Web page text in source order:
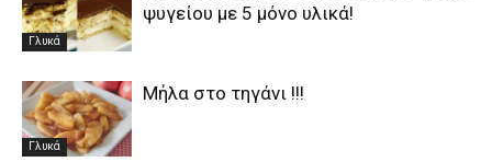
Γλυκά
ψυγείου με 5 μόνο υλικά!
Γλυκά
Μήλα στο τηγάνι !!!